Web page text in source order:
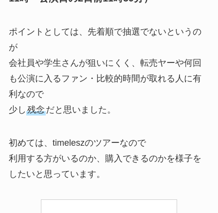
ポイントとしては、先着順で抽選でないというの
が
会社員や学生さんが狙いにくく、転売ヤーや何回
も公演に入るファン・比較的時間が取れる人に有
利なので
少し 残念だと思いました。
初めては、timeleszのツアーなので
利用する方がいるのか、購入できるのかを様子を
したいと思っています。